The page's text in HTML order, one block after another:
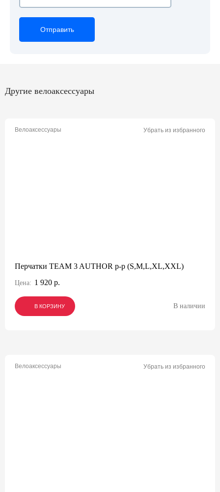
Отправить
Отправить
Отправить
Другие велоаксессуары
Велоаксессуары Убрать из избранного
Перчатки TEAM 3 AUTHOR p-p (S,M,L,XL,XXL)
Цена: 1 920 р.
В КОРЗИНУ
В КОРЗИНУ
В КОРЗИНУ В наличии
Велоаксессуары Убрать из избранного